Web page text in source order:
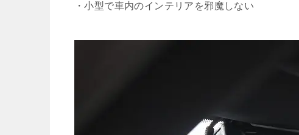
・小型で車内のインテリアを邪魔しない